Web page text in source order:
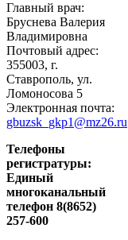
Главный врач:
Бруснева Валерия
Владимировна
Почтовый адрес:
355003, г.
Ставрополь, ул.
Ломоносова 5
Электронная почта:
gbuzsk_gkp1@mz26.ru
Телефоны
регистратуры:
Единый
многоканальный
телефон 8(8652)
257-600